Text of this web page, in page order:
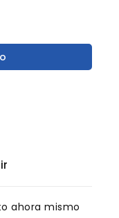
ahora mismo